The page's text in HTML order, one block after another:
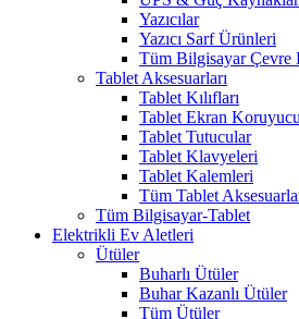
Yazıcılar
Yazıcı Sarf Ürünleri
Tüm Bilgisayar Çevre
Tablet Aksesuarları
Tablet Kılıfları
Tablet Ekran
Tablet Tutucular
Tablet Klavyeleri
Tablet Kalemleri
Tüm Tablet
Tüm Bilgisayar-Tablet
Elektrikli Ev Aletleri
Ütüler
Buharlı Ütüler
Buhar Kazanlı Ütüler
Tüm Ütüler